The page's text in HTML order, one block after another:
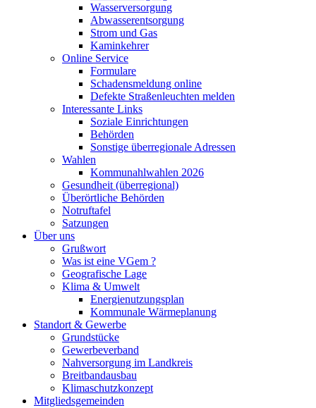
Wasserversorgung
Abwasserentsorgung
Strom und Gas
Kaminkehrer
Online Service
Formulare
Schadensmeldung online
Defekte Straßenleuchten melden
Interessante Links
Soziale Einrichtungen
Behörden
Sonstige überregionale Adressen
Wahlen
Kommunahlwahlen 2026
Gesundheit (überregional)
Überörtliche Behörden
Notruftafel
Satzungen
Über uns
Grußwort
Was ist eine VGem ?
Geografische Lage
Klima & Umwelt
Energienutzungsplan
Kommunale Wärmeplanung
Standort & Gewerbe
Grundstücke
Gewerbeverband
Nahversorgung im Landkreis
Breitbandausbau
Klimaschutzkonzept
Mitgliedsgemeinden